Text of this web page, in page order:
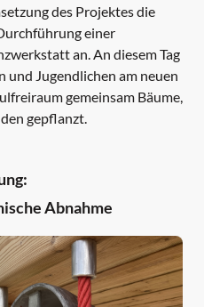
des Projektes die
einer
an. An diesem Tag
und Jugendlichen am neuen
gemeinsam Bäume,
gepflanzt.
Abnahme